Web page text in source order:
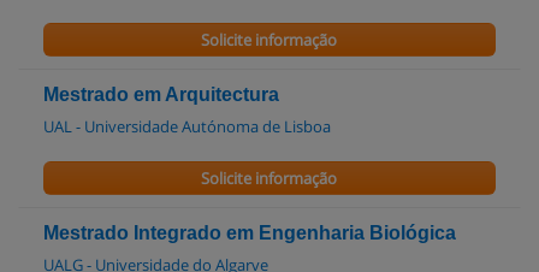
Solicite informação
Mestrado em Arquitectura
UAL - Universidade Autónoma de Lisboa
Solicite informação
Mestrado Integrado em Engenharia Biológica
UALG - Universidade do Algarve